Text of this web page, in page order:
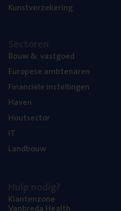
Kunst­ver­ze­ke­ring
Bouw& vastgoed
Euro­pe­se ambtenaren
Finan­ci­ë­le instellingen
Haven
Hout­sec­tor
IT
Land­bouw
Klan­ten­zo­ne
Van­b­re­da Health